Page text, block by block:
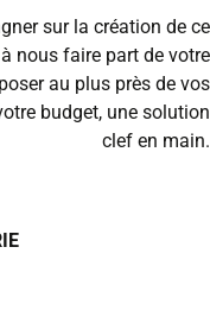
sur la création de ce
nous faire part de votre
au plus près de vos
budget, une solution
clef en main.